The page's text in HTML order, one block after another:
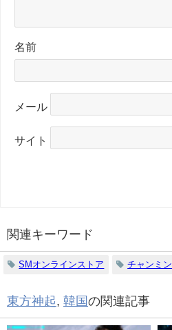
名前
メール
サイト
関連キーワード
SMオンラインストア チャンミン
東方神起, 韓国の関連記事